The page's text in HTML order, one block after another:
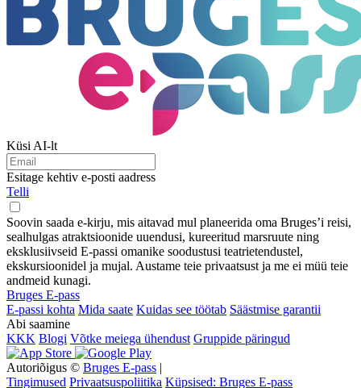
Küsi AI-lt
Esitage kehtiv e-posti aadress
Telli
Soovin saada e-kirju, mis aitavad mul planeerida oma Bruges’i reisi,
sealhulgas atraktsioonide uuendusi, kureeritud marsruute ning
eksklusiivseid E-passi omanike soodustusi teatrietendustel,
ekskursioonidel ja mujal. Austame teie privaatsust ja me ei müü teie
andmeid kunagi.
Bruges E-pass
E-passi kohta Mida saate Kuidas see töötab Säästmise garantii
Abi saamine
KKK Blogi Võtke meiega ühendust Gruppide päringud
Autoriõigus © Bruges E-pass |
Tingimused Privaatsuspoliitika Küpsised: Bruges E-pass